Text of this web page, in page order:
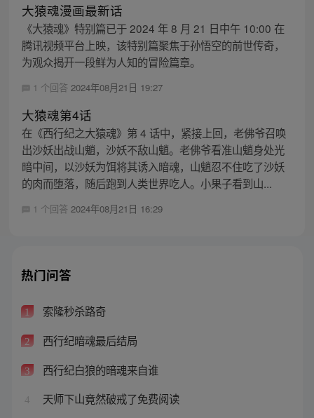
大猿魂漫画最新话
《大猿魂》特别篇已于 2024 年 8 月 21 日中午 10:00 在
腾讯视频平台上映，该特别篇聚焦于孙悟空的前世传奇，
为观众揭开一段鲜为人知的冒险篇章。
1 个回答 2024年08月21日 19:27
大猿魂第4话
在《西行纪之大猿魂》第 4 话中，紧接上回，老佛爷召唤
出沙妖出战山魈，沙妖不敌山魈。老佛爷看准山魈身处光
暗中间，以沙妖为饵将其诱入暗魂，山魈忍不住吃了沙妖
的肉而堕落，随后跑到人类世界吃人。小果子看到山...
1 个回答 2024年08月21日 16:29
热门问答
1 索隆秒杀路奇
2 西行纪暗魂最后结局
3 西行纪白狼的暗魂来自谁
4 天师下山竟然破戒了免费阅读